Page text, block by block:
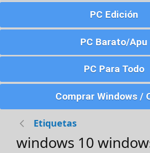
PC Edición
PC Barato/Apu
PC Para Todo
Comprar Windows /
Etiquetas
windows 10